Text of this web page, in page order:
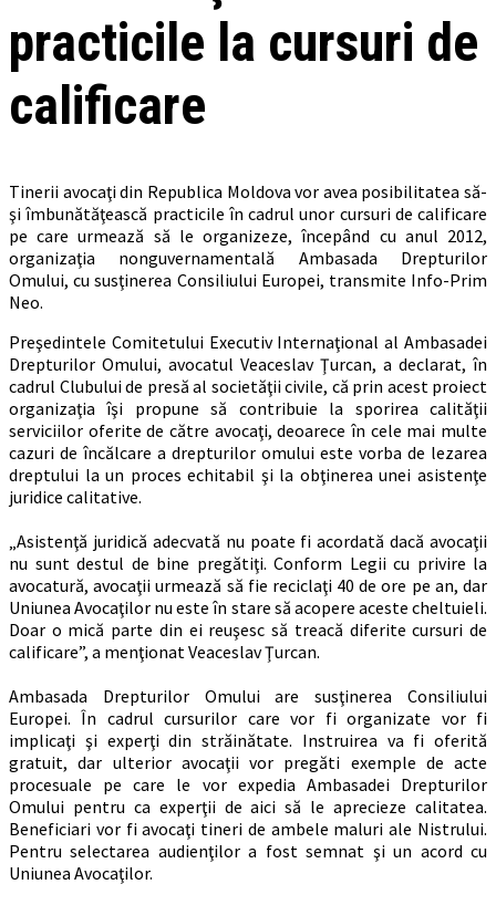
practicile la cursuri de
calificare
Tinerii avocaţi din Republica Moldova vor avea posibilitatea să-
şi îmbunătăţească practicile în cadrul unor cursuri de calificare
pe care urmează să le organizeze, începând cu anul 2012,
organizaţia nonguvernamentală Ambasada Drepturilor
Omului, cu susţinerea Consiliului Europei, transmite Info-Prim
Neo.
Preşedintele Comitetului Executiv Internaţional al Ambasadei
Drepturilor Omului, avocatul Veaceslav Ţurcan, a declarat, în
cadrul Clubului de presă al societăţii civile, că prin acest proiect
organizaţia îşi propune să contribuie la sporirea calităţii
serviciilor oferite de către avocaţi, deoarece în cele mai multe
cazuri de încălcare a drepturilor omului este vorba de lezarea
dreptului la un proces echitabil şi la obţinerea unei asistenţe
juridice calitative.
„Asistenţă juridică adecvată nu poate fi acordată dacă avocaţii
nu sunt destul de bine pregătiţi. Conform Legii cu privire la
avocatură, avocaţii urmează să fie reciclaţi 40 de ore pe an, dar
Uniunea Avocaţilor nu este în stare să acopere aceste cheltuieli.
Doar o mică parte din ei reuşesc să treacă diferite cursuri de
calificare”, a menţionat Veaceslav Ţurcan.
Ambasada Drepturilor Omului are susţinerea Consiliului
Europei. În cadrul cursurilor care vor fi organizate vor fi
implicaţi şi experţi din străinătate. Instruirea va fi oferită
gratuit, dar ulterior avocaţii vor pregăti exemple de acte
procesuale pe care le vor expedia Ambasadei Drepturilor
Omului pentru ca experţii de aici să le aprecieze calitatea.
Beneficiari vor fi avocaţi tineri de ambele maluri ale Nistrului.
Pentru selectarea audienţilor a fost semnat şi un acord cu
Uniunea Avocaţilor.